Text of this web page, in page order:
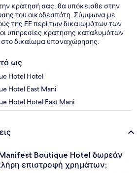
κράτησή σας, θα υπόκεισθε στην
του οικοδεσπότη. Σύμφωνα με
της ΕΕ περί των δικαιωμάτων των
υπηρεσίες κράτησης καταλυμάτων
στο δικαίωμα υπαναχώρησης.
ως
Hotel Hotel
Hotel East Mani
Hotel Hotel East Mani
Boutique Hotel δωρεάν
επιστροφή χρημάτων;